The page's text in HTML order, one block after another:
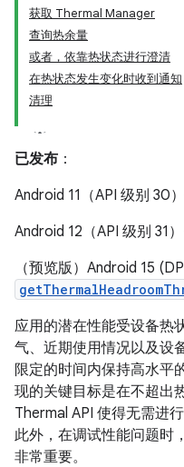
获取 Thermal Manager
查询热余量
或者，依靠热状态进行澄清
在热状态发生变化时收到通知
清理
已发布 ：
Android 11（API 级别 30
Android 12（API 级别 31
（预览版）Android 15
应用的潜在性能受设备热
气、近期使用情况以及设
限定的时间内保持高水平
现的关键目标是在不超出
Thermal API 使得无需进
此外，在调试性能问题时
非常重要。